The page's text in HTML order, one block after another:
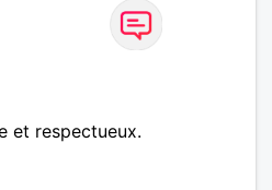
et respectueux.